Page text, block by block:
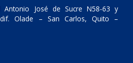
Antonio José de Sucre N58-63 y
Olade – San Carlos, Quito –